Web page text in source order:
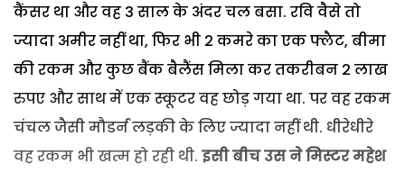
कैंसर था और वह 3 साल के अंदर चल बसा. रवि वैसे तो
ज्यादा अमीर नहीं था, फिर भी 2 कमरे का एक फ्लैट, बीमा
की रकम और कुछ बैंक बैलैंस मिला कर तकरीबन 2 लाख
रुपए और साथ में एक स्कूटर वह छोड़ गया था. पर वह रकम
चंचल जैसी मौडर्न लड़की के लिए ज्यादा नहीं थी. धीरेधीरे
वह रकम भी खत्म हो रही थी. इसी बीच उस ने मिस्टर महेश